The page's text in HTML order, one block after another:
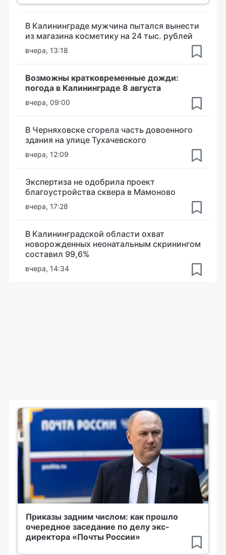
В Калининграде мужчина пытался вынести
из магазина косметику на 24 тыс. рублей
вчера, 13:18
Возможны кратковременные дожди:
погода в Калининграде 8 августа
вчера, 09:00
В Черняховске сгорела часть довоенного
здания на улице Тухачевского
вчера, 12:09
Экспертиза не одобрила проект
благоустройства сквера в Мамоново
вчера, 17:28
В Калининградской области охват
новорожденных неонатальным скринингом
составил 99,6%
вчера, 14:34
Приказы задним числом: как прошло
очередное заседание по делу экс-
директора «Почты России»